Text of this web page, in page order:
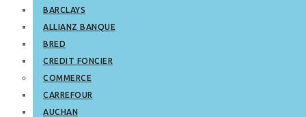
BARCLAYS
ALLIANZ BANQUE
BRED
CREDIT FONCIER
COMMERCE
CARREFOUR
AUCHAN